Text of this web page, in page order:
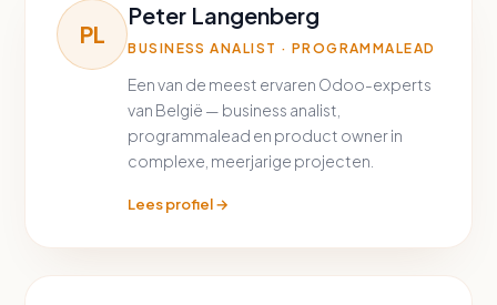
PL
Peter Langenberg
BUSINESS ANALIST · PROGRAMMALEAD
Een van de meest ervaren Odoo-experts
van België — business analist,
programmalead en product owner in
complexe, meerjarige projecten.
Lees profiel →